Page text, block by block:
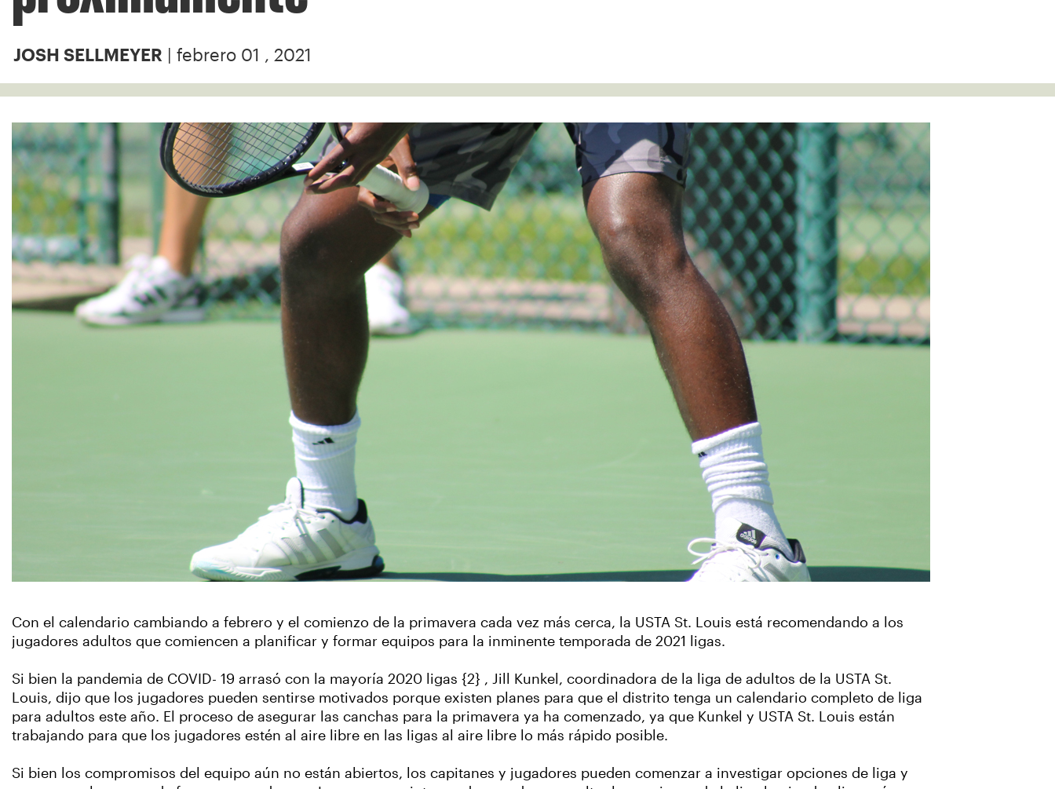
JOSH SELLMEYER | febrero 01 , 2021
Con el calendario cambiando a febrero y el comienzo de la primavera cada vez más cerca, la USTA St. Louis está recomendando a los
jugadores adultos que comiencen a planificar y formar equipos para la inminente temporada de 2021 ligas.
Si bien la pandemia de COVID- 19 arrasó con la mayoría 2020 ligas {2} , Jill Kunkel, coordinadora de la liga de adultos de la USTA St.
Louis, dijo que los jugadores pueden sentirse motivados porque existen planes para que el distrito tenga un calendario completo de liga
para adultos este año. El proceso de asegurar las canchas para la primavera ya ha comenzado, ya que Kunkel y USTA St. Louis están
trabajando para que los jugadores estén al aire libre en las ligas al aire libre lo más rápido posible.
Si bien los compromisos del equipo aún no están abiertos, los capitanes y jugadores pueden comenzar a investigar opciones de liga y